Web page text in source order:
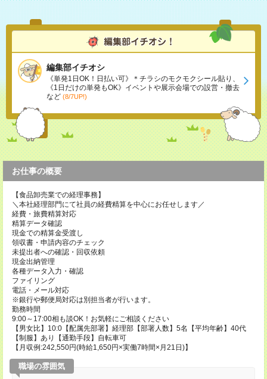
編集部イチオシ
《単発1日OK！日払い可》＊チラシのモクモクシール貼り、
《1日だけの単発もOK》イベントや展示会場での設営・撤去
など (8/7UP!)
お仕事の概要
【食品卸売業での経理事務】
＼本社経理部門にて社員の経費精算を中心にお任せします／
経費・旅費精算対応
精算データ確認
現金での精算金受渡し
領収書・申請内容のチェック
未提出者への確認・回収依頼
現金出納管理
各種データ入力・確認
ファイリング
電話・メール対応
※銀行や郵便局対応は別担当者が行います。
勤務時間
9:00～17:00相も談OK！お気軽にご相談ください
【男女比】10:0【配属先部署】経理部【部署人数】5名【平均年齢】40代
【制服】あり【通勤手段】自転車可
【月収例:242,550円(時給1,650円×実働7時間×月21日)】
職場の雰囲気